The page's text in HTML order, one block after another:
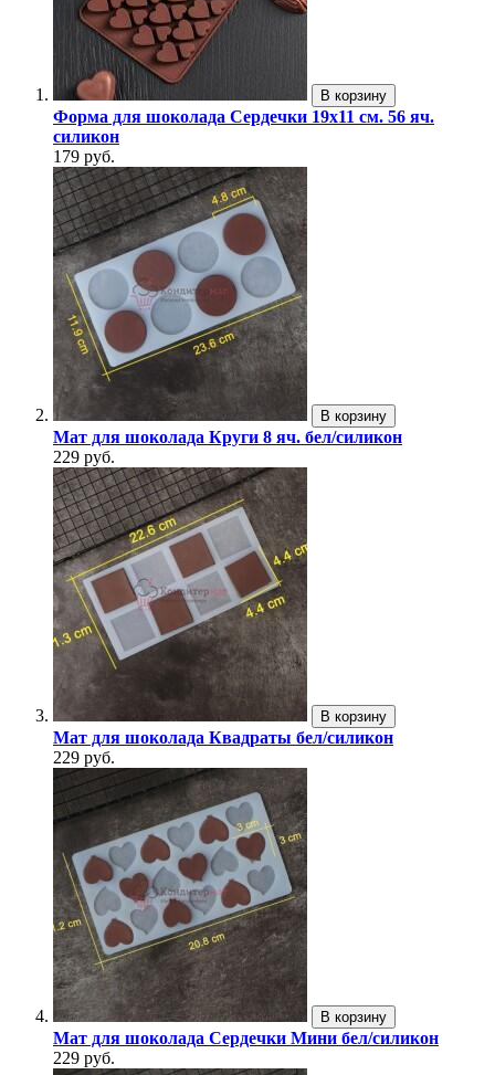
В корзину
Форма для шоколада Сердечки 19х11 см. 56 яч.
силикон
179 руб.
В корзину
Мат для шоколада Круги 8 яч. бел/силикон
229 руб.
В корзину
Мат для шоколада Квадраты бел/силикон
229 руб.
В корзину
Мат для шоколада Сердечки Мини бел/силикон
229 руб.